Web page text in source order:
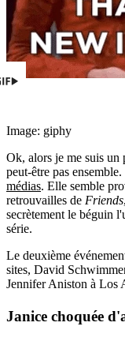
Image: giphy
Ok, alors je me suis un
peut-être pas
médias. Elle semble
retrouvailles de Friends
secrètement le béguin
série.
Le deuxième
sites, David
Jennifer Aniston à Los
Janice choquée